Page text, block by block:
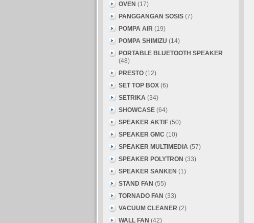
OVEN (17)
PANGGANGAN SOSIS (7)
POMPA AIR (19)
POMPA SHIMIZU (14)
PORTABLE BLUETOOTH SPEAKER
(48)
PRESTO (12)
SET TOP BOX (6)
SETRIKA (34)
SHOWCASE (64)
SPEAKER AKTIF (50)
SPEAKER GMC (10)
SPEAKER MULTIMEDIA (57)
SPEAKER POLYTRON (33)
SPEAKER SANKEN (1)
STAND FAN (55)
TORNADO FAN (33)
VACUUM CLEANER (2)
WALL FAN (42)